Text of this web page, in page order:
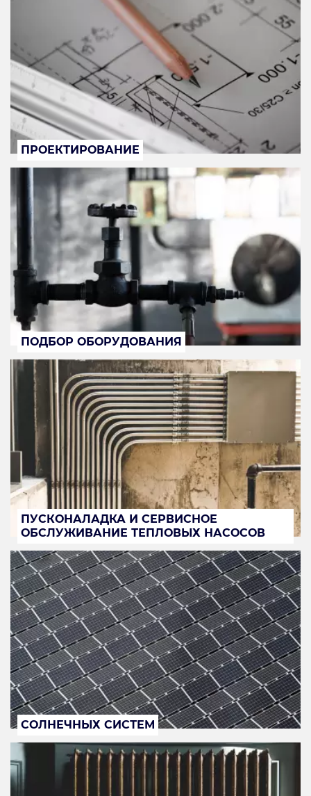
ПРОЕКТИРОВАНИЕ
ПОДБОР ОБОРУДОВАНИЯ
ПУСКОНАЛАДКА И СЕРВИСНОЕ
ОБСЛУЖИВАНИЕ ТЕПЛОВЫХ НАСОСОВ
СОЛНЕЧНЫХ СИСТЕМ